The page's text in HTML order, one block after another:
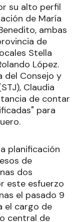
su alto perfil
de María
ambas
de
Stella
López.
del Consejo y
Claudia
de contar
para
planificación
de
dos
este esfuerzo
el pasado 9
el cargo de
central de